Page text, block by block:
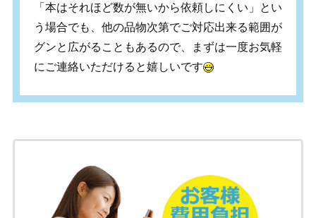
「本はそれほど数が無いから依頼しにくい」とい
う場合でも、他の品物次第でご対応出来る範囲が
グンと広がることもあるので、まずは一度お気軽
にご連絡いただけると嬉しいです